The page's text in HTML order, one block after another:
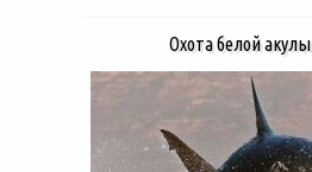
Охота белой акулы